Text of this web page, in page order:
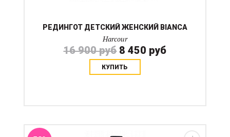
РЕДИНГОТ ДЕТСКИЙ ЖЕНСКИЙ BIANCA
Harcour
16 900 руб 8 450 руб
КУПИТЬ